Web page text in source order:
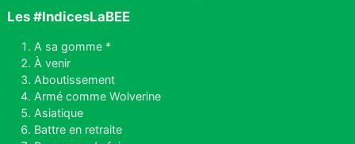
Les #IndicesLaBEE
A sa gomme *
À venir
Aboutissement
Armé comme Wolverine
Asiatique
Battre en retraite